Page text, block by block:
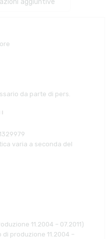
aggiuntive
da parte di pers.
varia a seconda del
11.2004 – 07.2011)
di produzione 11.2004 –